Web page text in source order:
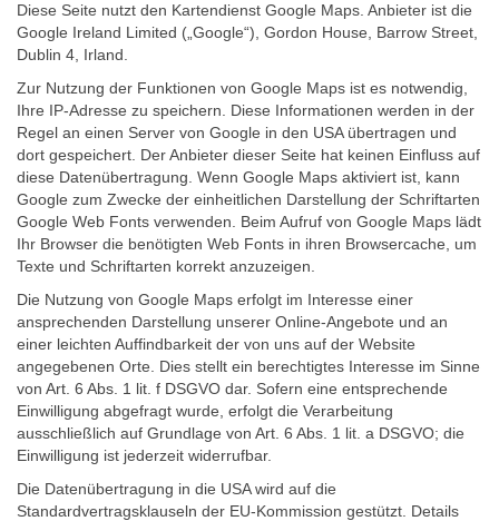
Diese Seite nutzt den Kartendienst Google Maps. Anbieter ist die
Google Ireland Limited („Google“), Gordon House, Barrow Street,
Dublin 4, Irland.
Zur Nutzung der Funktionen von Google Maps ist es notwendig,
Ihre IP-Adresse zu speichern. Diese Informationen werden in der
Regel an einen Server von Google in den USA übertragen und
dort gespeichert. Der Anbieter dieser Seite hat keinen Einfluss auf
diese Datenübertragung. Wenn Google Maps aktiviert ist, kann
Google zum Zwecke der einheitlichen Darstellung der Schriftarten
Google Web Fonts verwenden. Beim Aufruf von Google Maps lädt
Ihr Browser die benötigten Web Fonts in ihren Browsercache, um
Texte und Schriftarten korrekt anzuzeigen.
Die Nutzung von Google Maps erfolgt im Interesse einer
ansprechenden Darstellung unserer Online-Angebote und an
einer leichten Auffindbarkeit der von uns auf der Website
angegebenen Orte. Dies stellt ein berechtigtes Interesse im Sinne
von Art. 6 Abs. 1 lit. f DSGVO dar. Sofern eine entsprechende
Einwilligung abgefragt wurde, erfolgt die Verarbeitung
ausschließlich auf Grundlage von Art. 6 Abs. 1 lit. a DSGVO; die
Einwilligung ist jederzeit widerrufbar.
Die Datenübertragung in die USA wird auf die
Standardvertragsklauseln der EU-Kommission gestützt. Details